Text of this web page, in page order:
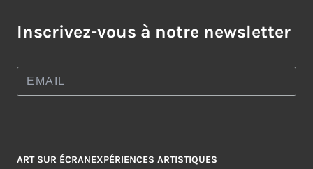
Inscrivez-vous à notre newsletter
ART SUR ÉCRANEXPÉRIENCES ARTISTIQUES